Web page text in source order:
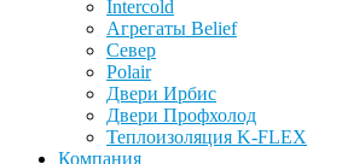
Intercold
Агрегаты Belief
Север
Polair
Двери Ирбис
Двери Профхолод
Теплоизоляция K-FLEX
Компания